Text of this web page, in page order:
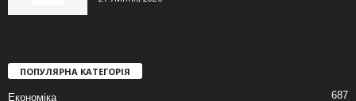
ПОПУЛЯРНА КАТЕГОРІЯ
Економіка 687